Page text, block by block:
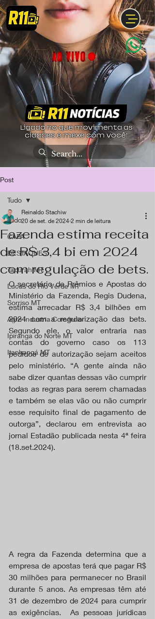
Ligado no que movimenta as
cidades e mexe com você!
Post
Tudo
CAPA
DESTAQUES
Tapurah MT
Lucas do Rio Verde MT
Sorriso MT
Agro Industria Comércio
Ipiranga do Norte MT
Itanhangá MT
Tudo
Fazenda estima receita
de R$ 3,4 bi em 2024
com regulação de bets.
Reinaldo Stachiw
20 de set. de 2024 2 min de leitura
O secretário de Prêmios e Apostas do
Ministério da Fazenda, Regis Dudena,
estima arrecadar R$ 3,4 bilhões em
2024 com a regularização das bets.
Segundo ele, o valor entraria nas
contas do governo caso os 113
pedidos de autorização sejam aceitos
pelo ministério. “A gente ainda não
sabe dizer quantas dessas vão cumprir
todas as regras para serem chamadas
e também se elas vão ou não cumprir
esse requisito final de pagamento de
outorga”, declarou em entrevista ao
jornal Estadão publicada nesta 4ª feira
(18.set.2024).
A regra da Fazenda determina que a
empresa de apostas terá que pagar R$
30 milhões para permanecer no Brasil
durante 5 anos. As empresas têm até
31 de dezembro de 2024 para cumprir
as exigências.  As pessoas jurídicas